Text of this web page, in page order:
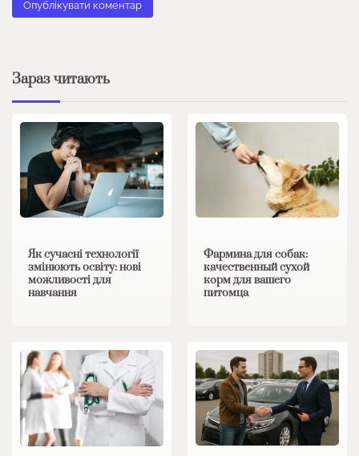
Зараз читають
Як сучасні технології
змінюють освіту: нові
можливості для
навчання
Фармина для собак:
качественный сухой
корм для вашего
питомца